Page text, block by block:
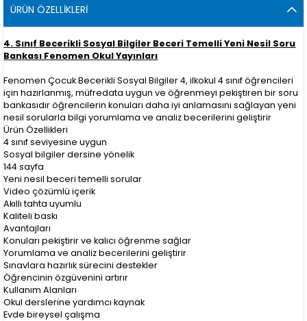
ÜRÜN ÖZELLIKLERI
4. Sınıf Becerikli Sosyal Bilgiler Beceri Temelli Yeni Nesil Soru
Bankası Fenomen Okul Yayınları
Fenomen Çocuk Becerikli Sosyal Bilgiler 4, ilkokul 4 sınıf öğrencileri
için hazırlanmış, müfredata uygun ve öğrenmeyi pekiştiren bir soru
bankasıdır öğrencilerin konuları daha iyi anlamasını sağlayan yeni
nesil sorularla bilgi yorumlama ve analiz becerilerini geliştirir
Ürün Özellikleri
4 sınıf seviyesine uygun
Sosyal bilgiler dersine yönelik
144 sayfa
Yeni nesil beceri temelli sorular
Video çözümlü içerik
Akıllı tahta uyumlu
Kaliteli baskı
Avantajları
Konuları pekiştirir ve kalıcı öğrenme sağlar
Yorumlama ve analiz becerilerini geliştirir
Sınavlara hazırlık sürecini destekler
Öğrencinin özgüvenini artırır
Kullanım Alanları
Okul derslerine yardımcı kaynak
Evde bireysel çalışma